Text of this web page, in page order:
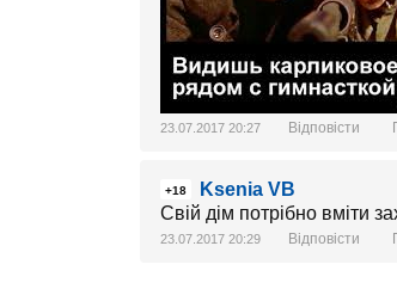
23.07.2017 20:27 Відповісти
+18
Ksenia VB
Свій дім потрібно вміти
23.07.2017 20:29 Відповісти